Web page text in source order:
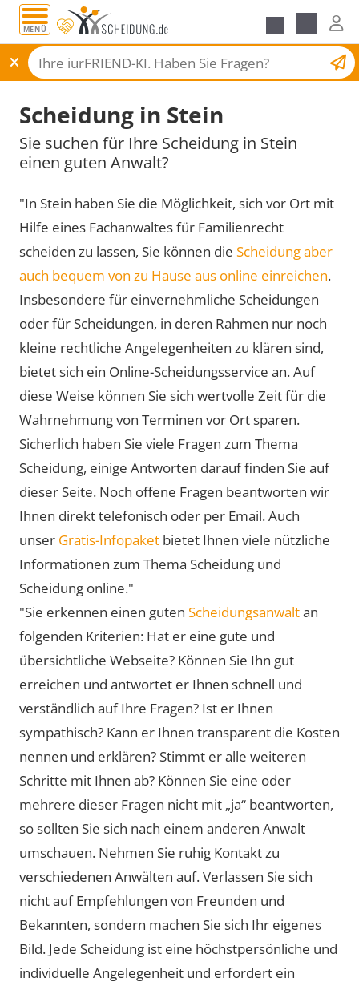
MENÜ
Scheidungsantrag
Scheidung in Stein
Sie suchen für Ihre Scheidung in Stein
einen guten Anwalt?
"In Stein haben Sie die Möglichkeit, sich vor Ort mit
Hilfe eines Fachanwaltes für Familienrecht
scheiden zu lassen, Sie können die Scheidung aber
auch bequem von zu Hause aus online einreichen.
Insbesondere für einvernehmliche Scheidungen
oder für Scheidungen, in deren Rahmen nur noch
kleine rechtliche Angelegenheiten zu klären sind,
bietet sich ein Online-Scheidungsservice an. Auf
diese Weise können Sie sich wertvolle Zeit für die
Wahrnehmung von Terminen vor Ort sparen.
Sicherlich haben Sie viele Fragen zum Thema
Scheidung, einige Antworten darauf finden Sie auf
dieser Seite. Noch offene Fragen beantworten wir
Ihnen direkt telefonisch oder per Email. Auch
unser Gratis-Infopaket bietet Ihnen viele nützliche
Informationen zum Thema Scheidung und
Scheidung online."
"Sie erkennen einen guten Scheidungsanwaltan
folgenden Kriterien: Hat er eine gute und
übersichtliche Webseite? Können Sie Ihn gut
erreichen und antwortet er Ihnen schnell und
verständlich auf Ihre Fragen? Ist er Ihnen
sympathisch? Kann er Ihnen transparent die Kosten
nennen und erklären? Stimmt er alle weiteren
Schritte mit Ihnen ab? Können Sie eine oder
mehrere dieser Fragen nicht mit „ja“ beantworten,
so sollten Sie sich nach einem anderen Anwalt
umschauen. Nehmen Sie ruhig Kontakt zu
verschiedenen Anwälten auf. Verlassen Sie sich
nicht auf Empfehlungen von Freunden und
Bekannten, sondern machen Sie sich Ihr eigenes
Bild. Jede Scheidung ist eine höchstpersönliche und
individuelle Angelegenheit und erfordert ein